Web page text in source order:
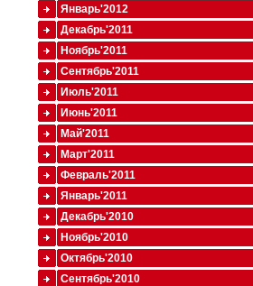
Январь'2012
Декабрь'2011
Ноябрь'2011
Сентябрь'2011
Июль'2011
Июнь'2011
Май'2011
Март'2011
Февраль'2011
Январь'2011
Декабрь'2010
Ноябрь'2010
Октябрь'2010
Сентябрь'2010